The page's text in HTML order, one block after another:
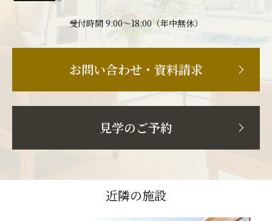
受付時間 9:00〜18:00（年中無休）
お問い合わせ・資料請求
見学のご予約
近隣の施設